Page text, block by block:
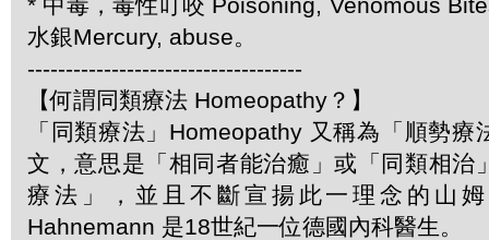
水銀Mercury, abuse。
------------------------------------
【何謂同類療法 Homeopathy？】
「同類療法」Homeopathy 又稱為「順勢療
文，意思是「相同者能治癒」或「同類相治
療法」，並且不斷宣揚此一理念的山
Hahnemann 是18世紀一位德國內科醫生。